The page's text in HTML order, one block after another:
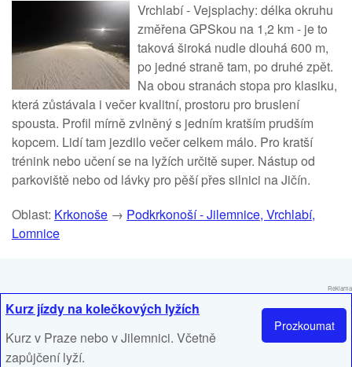
Vrchlabí - Vejsplachy: délka okruhu
změřena GPSkou na 1,2 km - je to
taková široká nudle dlouhá 600 m,
po jedné straně tam, po druhé zpět.
Na obou stranách stopa pro klasiku,
která zůstávala i večer kvalitní, prostoru pro bruslení
spousta. Profil mírně zvlněný s jedním kratším prudším
kopcem. Lidí tam jezdilo večer celkem málo. Pro kratší
trénink nebo učení se na lyžích určitě super. Nástup od
parkoviště nebo od lávky pro pěší přes silnici na Jičín.
Oblast: Krkonoše → Podkrkonoší - Jilemnice, Vrchlabí,
Lomnice
Reklama
Prozkoumat
Kurz jízdy na kolečkových lyžích
Kurz v Praze nebo v Jilemnici. Včetně
zapůjčení lyží.